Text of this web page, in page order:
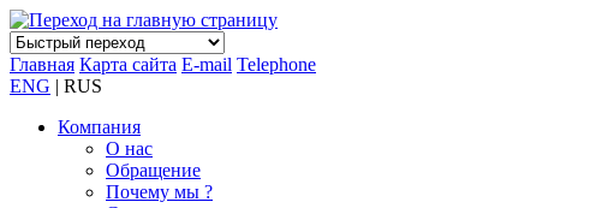
Главная Карта сайта E-mail Telephone
ENG | RUS
Компания
О нас
Обращение
Почему мы ?